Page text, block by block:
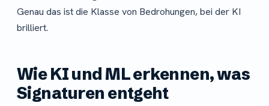
Genau das ist die Klasse von Bedrohungen, bei der KI
brilliert.
Wie KI und ML erkennen, was
Signaturen entgeht